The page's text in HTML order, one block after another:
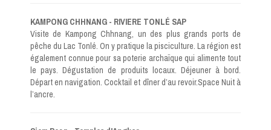
KAMPONG CHHNANG - RIVIERE TONLÉ SAP
Visite de Kampong Chhnang, un des plus grands ports de
pêche du Lac Tonlé. On y pratique la pisciculture. La région est
également connue pour sa poterie archaïque qui alimente tout
le pays. Dégustation de produits locaux. Déjeuner à bord.
Départ en navigation. Cocktail et dîner d’au revoir.Space Nuit à
l’ancre.